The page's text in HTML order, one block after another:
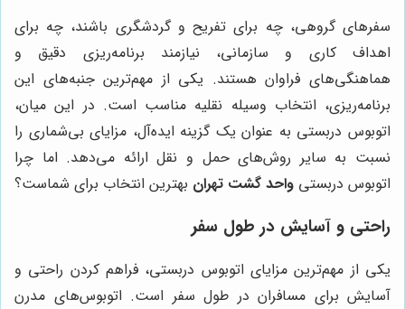
سفرهای گروهی، چه برای تفریح و گردشگری باشند، چه برای
اهداف کاری و سازمانی، نیازمند برنامه‌ریزی دقیق و
هماهنگی‌های فراوان هستند. یکی از مهم‌ترین جنبه‌های این
برنامه‌ریزی، انتخاب وسیله نقلیه مناسب است. در این میان،
اتوبوس دربستی به عنوان یک گزینه ایده‌آل، مزایای بی‌شماری را
نسبت به سایر روش‌های حمل و نقل ارائه می‌دهد. اما چرا
اتوبوس دربستی واحد گشت تهران بهترین انتخاب برای شماست؟
راحتی و آسایش در طول سفر
یکی از مهم‌ترین مزایای اتوبوس دربستی، فراهم کردن راحتی و
آسایش برای مسافران در طول سفر است. اتوبوس‌های مدرن